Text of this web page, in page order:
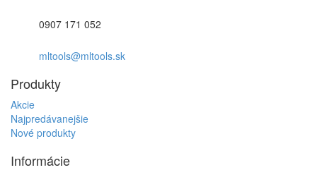
0907 171 052
mltools@mltools.sk
Produkty
Akcie
Najpredávanejšie
Nové produkty
Informácie